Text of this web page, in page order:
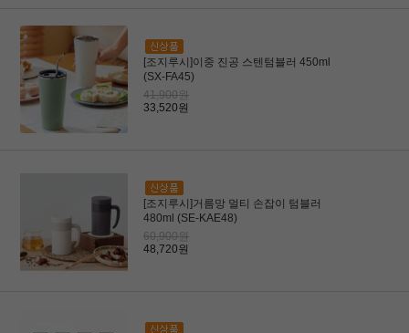
[조지루시]이중 진공 스텐텀블러 450ml
(SX-FA45)
41,900원
33,520원
[조지루시]거름망 멀티 손잡이 텀블러
480ml (SE-KAE48)
60,900원
48,720원